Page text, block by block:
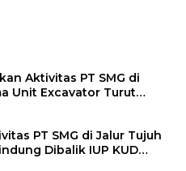
Aktivitas PT SMG di
Unit Excavator Turut
PT SMG di Jalur Tujuh
Dibalik IUP KUD